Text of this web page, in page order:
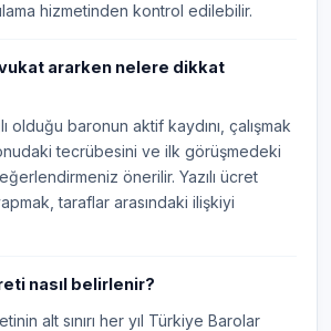
hizmetinden kontrol edilebilir.
ararken nelere dikkat
olduğu baronun aktif kaydını, çalışmak
tecrübesini ve ilk görüşmedeki
önerilir. Yazılı ücret
taraflar arasındaki ilişkiyi
nasıl belirlenir?
alt sınırı her yıl Türkiye Barolar